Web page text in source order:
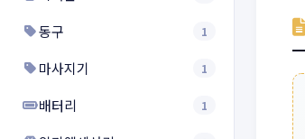
동구 1
마사지기 1
배터리 1